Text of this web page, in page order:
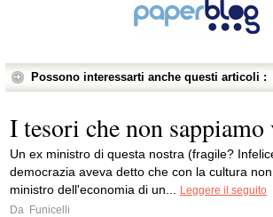
Possono interessarti anche questi articoli :
I tesori che non
Un ex ministro di questa nostra (fragile?
democrazia aveva detto che con la cultura
ministro dell'economia di un...
Leggere il seguito
Da Funicelli